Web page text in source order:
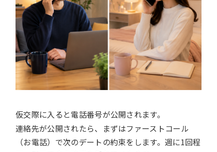
仮交際に入ると電話番号が公開されます。
連絡先が公開されたら、まずはファーストコール
（お電話）で次のデートの約束をします。週に1回程